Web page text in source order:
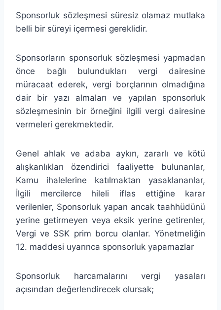
Sponsorluk sözleşmesi süresiz olamaz mutlaka
belli bir süreyi içermesi gereklidir.
Sponsorların sponsorluk sözleşmesi yapmadan
önce bağlı bulundukları vergi dairesine
müracaat ederek, vergi borçlarının olmadığına
dair bir yazı almaları ve yapılan sponsorluk
sözleşmesinin bir örneğini ilgili vergi dairesine
vermeleri gerekmektedir.
Genel ahlak ve adaba aykırı, zararlı ve kötü
alışkanlıkları özendirici faaliyette bulunanlar,
Kamu ihalelerine katılmaktan yasaklananlar,
İlgili mercilerce hileli iflas ettiğine karar
verilenler, Sponsorluk yapan ancak taahhüdünü
yerine getirmeyen veya eksik yerine getirenler,
Vergi ve SSK prim borcu olanlar. Yönetmeliğin
12. maddesi uyarınca sponsorluk yapamazlar
Sponsorluk harcamalarını vergi yasaları
açısından değerlendirecek olursak;